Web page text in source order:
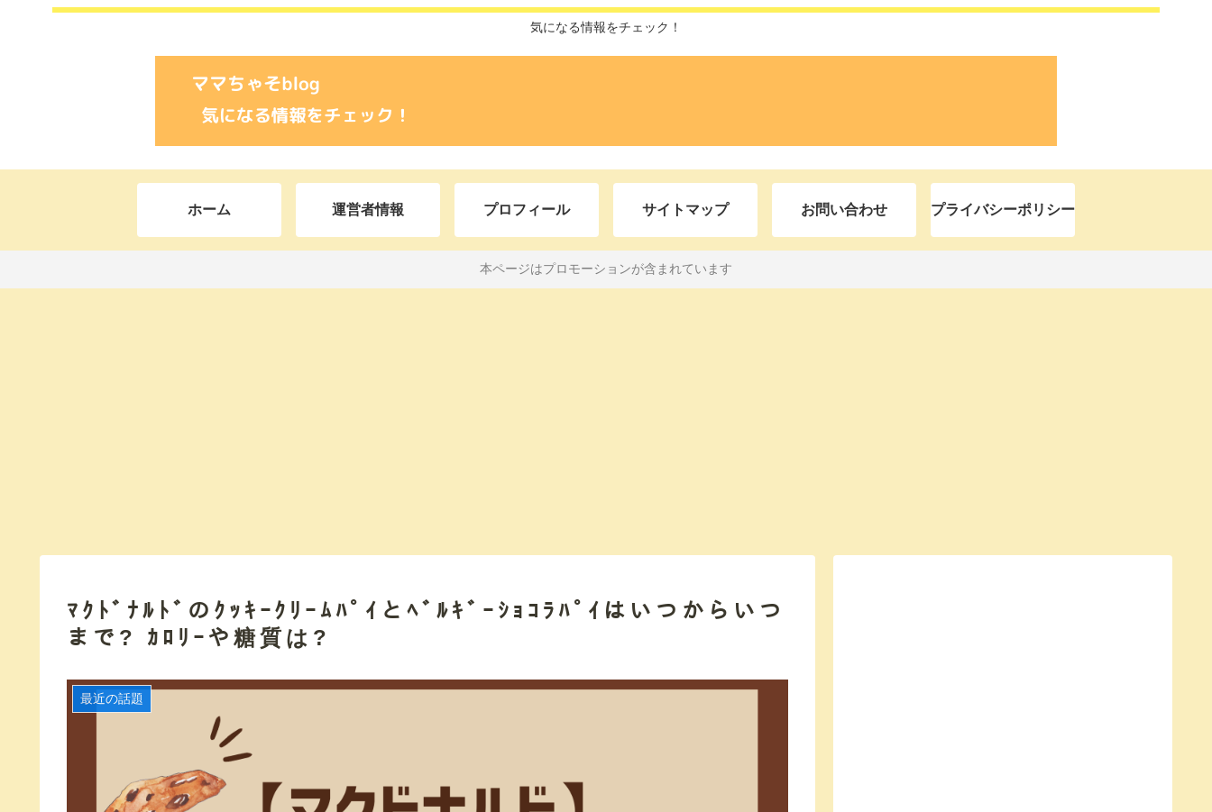
気になる情報をチェック！
ホーム 運営者情報 プロフィール サイトマップ お問い合わせ プライバシーポリシー
本ページはプロモーションが含まれています
ﾏｸﾄﾞﾅﾙﾄﾞのｸｯｷｰｸﾘｰﾑﾊﾟｲとﾍﾞﾙｷﾞｰｼｮｺﾗﾊﾟｲはいつからいつ
まで? ｶﾛﾘｰや糖質は?
最近の話題